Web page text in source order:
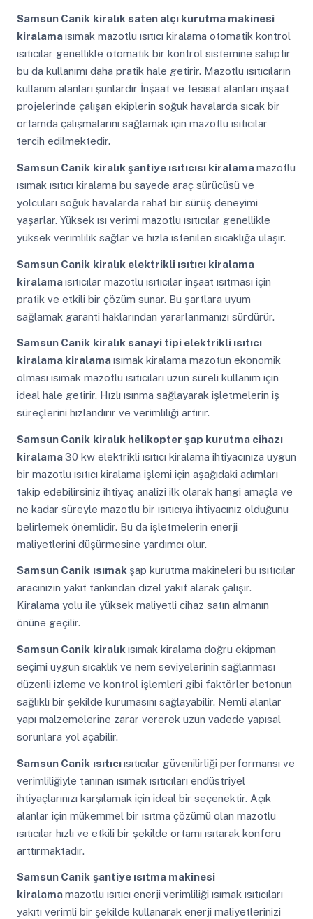
Samsun Canik kiralık saten alçı kurutma makinesi
kiralamaısımak mazotlu ısıtıcı kiralama otomatik kontrol
ısıtıcılar genellikle otomatik bir kontrol sistemine sahiptir
bu da kullanımı daha pratik hale getirir. Mazotlu ısıtıcıların
kullanım alanları şunlardır İnşaat ve tesisat alanları inşaat
projelerinde çalışan ekiplerin soğuk havalarda sıcak bir
ortamda çalışmalarını sağlamak için mazotlu ısıtıcılar
tercih edilmektedir.
Samsun Canik kiralık şantiye ısıtıcısı kiralamamazotlu
ısımak ısıtıcı kiralama bu sayede araç sürücüsü ve
yolcuları soğuk havalarda rahat bir sürüş deneyimi
yaşarlar. Yüksek ısı verimi mazotlu ısıtıcılar genellikle
yüksek verimlilik sağlar ve hızla istenilen sıcaklığa ulaşır.
Samsun Canik kiralık elektrikli ısıtıcı kiralama
kiralamaısıtıcılar mazotlu ısıtıcılar inşaat ısıtması için
pratik ve etkili bir çözüm sunar. Bu şartlara uyum
sağlamak garanti haklarından yararlanmanızı sürdürür.
Samsun Canik kiralık sanayi tipi elektrikli ısıtıcı
kiralama kiralamaısımak kiralama mazotun ekonomik
olması ısımak mazotlu ısıtıcıları uzun süreli kullanım için
ideal hale getirir. Hızlı ısınma sağlayarak işletmelerin iş
süreçlerini hızlandırır ve verimliliği artırır.
Samsun Canik kiralık helikopter şap kurutma cihazı
kiralama30 kw elektrikli ısıtıcı kiralama ihtiyacınıza uygun
bir mazotlu ısıtıcı kiralama işlemi için aşağıdaki adımları
takip edebilirsiniz ihtiyaç analizi ilk olarak hangi amaçla ve
ne kadar süreyle mazotlu bir ısıtıcıya ihtiyacınız olduğunu
belirlemek önemlidir. Bu da işletmelerin enerji
maliyetlerini düşürmesine yardımcı olur.
Samsun Canik ısımak şap kurutma makineleri bu ısıtıcılar
aracınızın yakıt tankından dizel yakıt alarak çalışır.
Kiralama yolu ile yüksek maliyetli cihaz satın almanın
önüne geçilir.
Samsun Canik kiralık ısımak kiralama doğru ekipman
seçimi uygun sıcaklık ve nem seviyelerinin sağlanması
düzenli izleme ve kontrol işlemleri gibi faktörler betonun
sağlıklı bir şekilde kurumasını sağlayabilir. Nemli alanlar
yapı malzemelerine zarar vererek uzun vadede yapısal
sorunlara yol açabilir.
Samsun Canik ısıtıcıısıtıcılar güvenilirliği performansı ve
verimliliğiyle tanınan ısımak ısıtıcıları endüstriyel
ihtiyaçlarınızı karşılamak için ideal bir seçenektir. Açık
alanlar için mükemmel bir ısıtma çözümü olan mazotlu
ısıtıcılar hızlı ve etkili bir şekilde ortamı ısıtarak konforu
arttırmaktadır.
Samsun Canik şantiye ısıtma makinesi
kiralamamazotlu ısıtıcı enerji verimliliği ısımak ısıtıcıları
yakıtı verimli bir şekilde kullanarak enerji maliyetlerinizi